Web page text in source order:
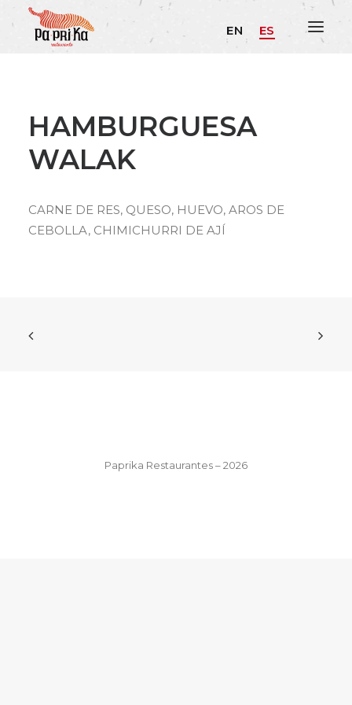
EN ES
HAMBURGUESA
WALAK
CARNE DE RES, QUESO, HUEVO, AROS DE
CEBOLLA, CHIMICHURRI DE AJÍ
Paprika Restaurantes – 2026